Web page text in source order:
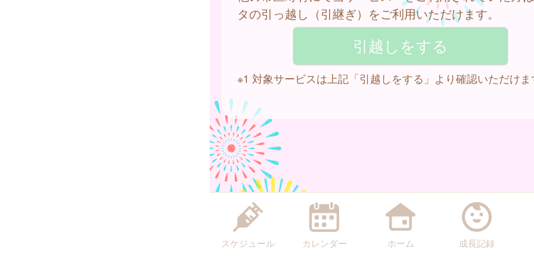
タの引っ越し（引継ぎ）をご利用いただけます。
※1 対象サービスは上記「引越しをする」より確認いただけま
スケジュール カレンダー ホーム 成長記録